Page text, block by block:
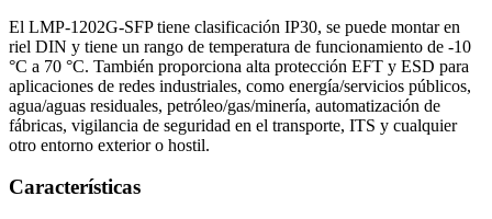
El LMP-1202G-SFP tiene clasificación IP30, se puede montar en
riel DIN y tiene un rango de temperatura de funcionamiento de -10
°C a 70 °C. También proporciona alta protección EFT y ESD para
aplicaciones de redes industriales, como energía/servicios públicos,
agua/aguas residuales, petróleo/gas/minería, automatización de
fábricas, vigilancia de seguridad en el transporte, ITS y cualquier
otro entorno exterior o hostil.
Características